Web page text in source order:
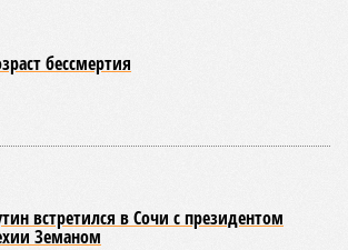
бессмертия
встретился в Сочи с президентом
Земаном